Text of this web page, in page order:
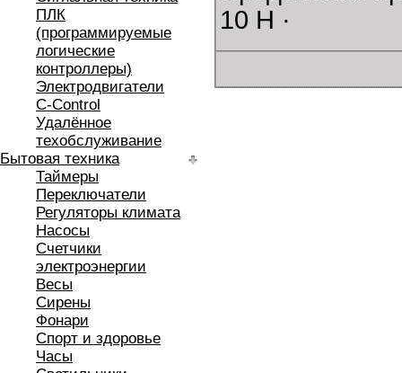
ПЛК
(программируемые
логические
контроллеры)
Электродвигатели
C-Control
Удалённое
техобслуживание
Бытовая техника
Таймеры
Переключатели
Регуляторы климата
Насосы
Счетчики
электроэнергии
Весы
Сирены
Фонари
Спорт и здоровье
Часы
10 Н ·